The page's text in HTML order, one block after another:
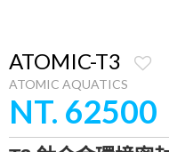
ATOMIC-T3
ATOMIC AQUATICS
NT. 62500